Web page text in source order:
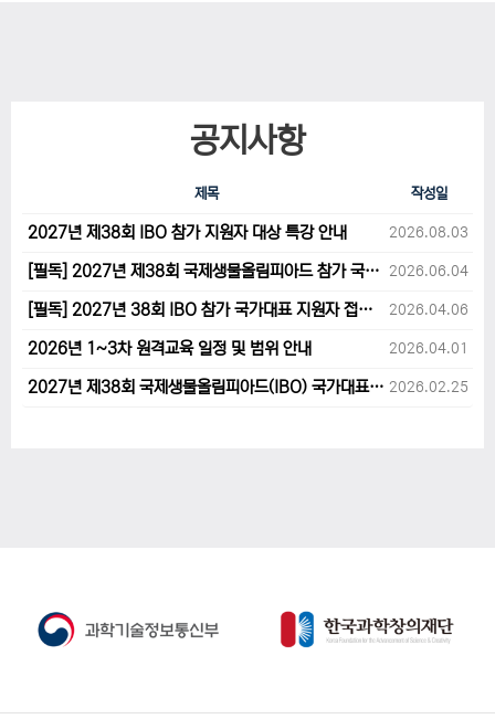
공지사항
제목 작성일
2027년 제38회 IBO 참가 지원자 대상 특강 안내 2026.08.03
[필독] 2027년 제38회 국제생물올림피아드 참가 국가대표 1차후보자 선발고사 범위 및 일정 안내 2026.06.04
[필독] 2027년 38회 IBO 참가 국가대표 지원자 접수 마감 및 원격교육 관련 공지사항 안내입니다. 2026.04.06
2026년 1~3차 원격교육 일정 및 범위 안내 2026.04.01
2027년 제38회 국제생물올림피아드(IBO) 국가대표 후보자 지원 안내 2026.02.25